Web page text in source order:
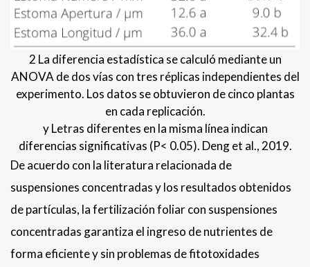
2 La diferencia estadística se calculó mediante un
ANOVA de dos vías con tres réplicas independientes del
experimento. Los datos se obtuvieron de cinco plantas
en cada replicación.
y Letras diferentes en la misma línea indican
diferencias significativas (P< 0.05). Deng et al., 2019.
De acuerdo con la literatura relacionada de
suspensiones concentradas y los resultados obtenidos
de partículas, la fertilización foliar con suspensiones
concentradas garantiza el ingreso de nutrientes de
forma eficiente y sin problemas de fitotoxidades